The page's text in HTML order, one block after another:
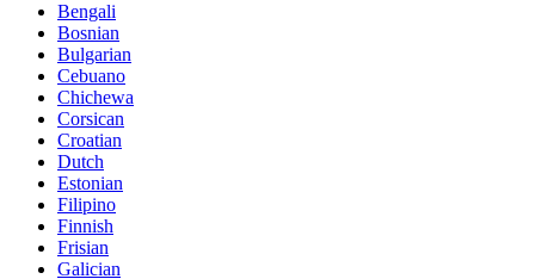
Bengali
Bosnian
Bulgarian
Cebuano
Chichewa
Corsican
Croatian
Dutch
Estonian
Filipino
Finnish
Frisian
Galician